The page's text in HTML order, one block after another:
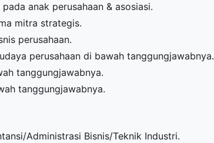
anak perusahaan & asosiasi.
mitra strategis.
perusahaan.
perusahaan di bawah tanggungjawabnya.
tanggungjawabnya.
tanggungjawabnya.
Administrasi Bisnis/Teknik Industri.